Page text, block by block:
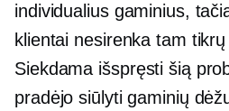
individualius gaminius,
klientai nesirenka tam
Siekdama išspręsti šią
pradėjo siūlyti gaminių